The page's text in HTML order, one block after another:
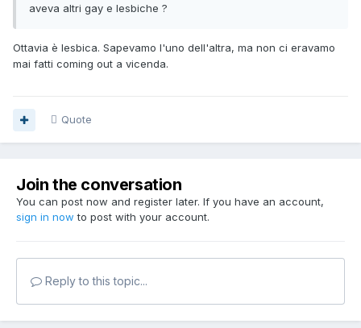
aveva altri gay e lesbiche ?
Ottavia è lesbica. Sapevamo l'uno dell'altra, ma non ci eravamo
mai fatti coming out a vicenda.
Quote
Join the conversation
You can post now and register later. If you have an account,
sign in now to post with your account.
Reply to this topic...